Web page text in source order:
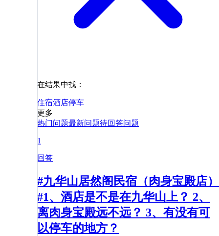
在结果中找：
住宿酒店停车
更多
热门问题最新问题待回答问题
1
回答
#九华山居然阁民宿（肉身宝殿店）
#1、酒店是不是在九华山上？ 2、
离肉身宝殿远不远？ 3、有没有可
以停车的地方？